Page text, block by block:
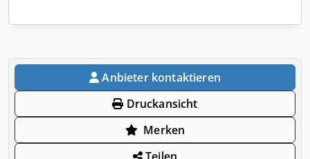
Anbieter kontaktieren
Druckansicht
Merken